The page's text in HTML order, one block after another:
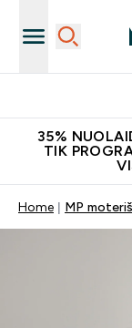
35%
TIK
Home MP